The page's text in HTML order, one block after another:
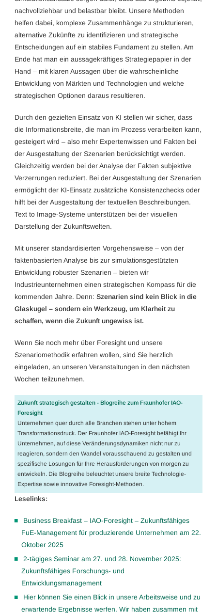
nachvollziehbar und belastbar bleibt. Unsere Methoden
helfen dabei, komplexe Zusammenhänge zu strukturieren,
alternative Zukünfte zu identifizieren und strategische
Entscheidungen auf ein stabiles Fundament zu stellen. Am
Ende hat man ein aussagekräftiges Strategiepapier in der
Hand – mit klaren Aussagen über die wahrscheinliche
Entwicklung von Märkten und Technologien und welche
strategischen Optionen daraus resultieren.
Durch den gezielten Einsatz von KI stellen wir sicher, dass
die Informationsbreite, die man im Prozess verarbeiten kann,
gesteigert wird – also mehr Expertenwissen und Fakten bei
der Ausgestaltung der Szenarien berücksichtigt werden.
Gleichzeitig werden bei der Analyse der Fakten subjektive
Verzerrungen reduziert. Bei der Ausgestaltung der Szenarien
ermöglicht der KI-Einsatz zusätzliche Konsistenzchecks oder
hilft bei der Ausgestaltung der textuellen Beschreibungen.
Text to Image-Systeme unterstützen bei der visuellen
Darstellung der Zukunftswelten.
Mit unserer standardisierten Vorgehensweise – von der
faktenbasierten Analyse bis zur simulationsgestützten
Entwicklung robuster Szenarien – bieten wir
Industrieunternehmen einen strategischen Kompass für die
kommenden Jahre. Denn: Szenarien sind kein Blick in die
Glaskugel – sondern ein Werkzeug, um Klarheit zu
schaffen, wenn die Zukunft ungewiss ist.
Wenn Sie noch mehr über Foresight und unsere
Szenariomethodik erfahren wollen, sind Sie herzlich
eingeladen, an unseren Veranstaltungen in den nächsten
Wochen teilzunehmen.
Zukunft strategisch gestalten - Blogreihe zum Fraunhofer IAO-
Foresight
Unternehmen quer durch alle Branchen stehen unter hohem
Transformationsdruck. Der Fraunhofer IAO-Foresight befähigt Ihr
Unternehmen, auf diese Veränderungsdynamiken nicht nur zu
reagieren, sondern den Wandel vorausschauend zu gestalten und
spezifische Lösungen für Ihre Herausforderungen von morgen zu
entwickeln. Die Blogreihe beleuchtet unsere breite Technologie-
Expertise sowie innovative Foresight-Methoden.
Leselinks:
Business Breakfast – IAO-Foresight – Zukunftsfähiges
FuE-Management für produzierende Unternehmen am 22.
Oktober 2025
2-tägiges Seminar am 27. und 28. November 2025:
Zukunftsfähiges Forschungs- und
Entwicklungsmanagement
Hier können Sie einen Blick in unsere Arbeitsweise und zu
erwartende Ergebnisse werfen. Wir haben zusammen mit